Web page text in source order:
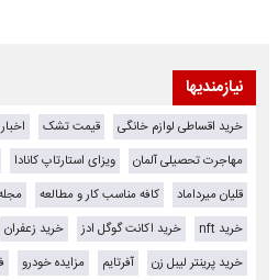
نیازمندیها
خرید اقساطی لوازم خانگی قیمت تشک
مهاجرت تحصیلی آلمان
ویزای استارتاپ کانادا
قلیان میرداماد
کافه مناسب کار و مطالعه
خرید nft
خرید اکانت گوگل ادز خرید زعفران
خرید پرینتر لیبل زن
آفرتایم مزایده خودرو